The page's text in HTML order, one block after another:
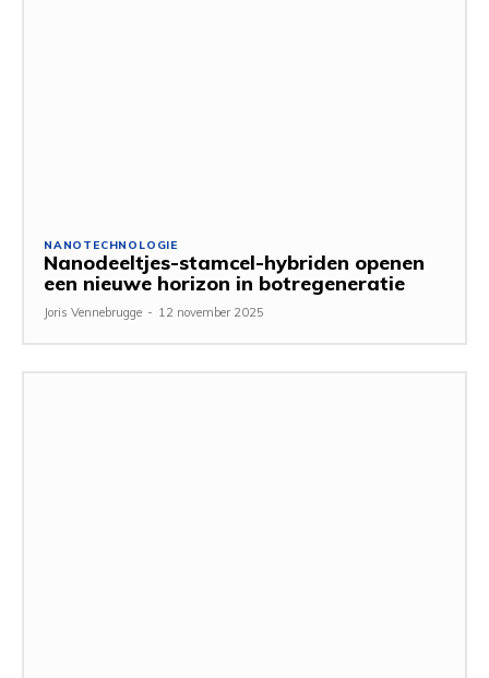
NANOTECHNOLOGIE
Nanodeeltjes-stamcel-hybriden openen
een nieuwe horizon in botregeneratie
Joris Vennebrugge - 12 november 2025